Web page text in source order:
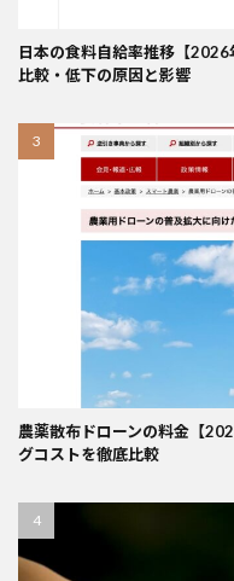
日本の食料自給率推移【
比較・低下の原因と影響
農薬散布ドローンの料金【
グコストを徹底比較